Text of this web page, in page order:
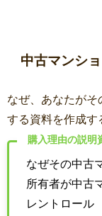
中古マンシ
なぜ、あなたがそ
する資料を作成す
購入理由の説明
なぜその中古
所有者が中古
レントロール